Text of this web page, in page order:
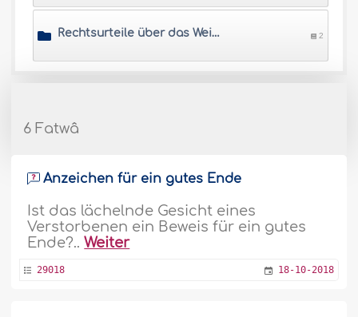
Rechtsurteile über das Weinen und Wehklagen beim Tode einer Person 2
6 Fatwâ
Anzeichen für ein gutes Ende
Ist das lächelnde Gesicht eines
Verstorbenen ein Beweis für ein gutes
Ende?..Weiter
29018 18-10-2018